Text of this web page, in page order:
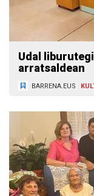
Udal
arratsaldean
BARRENA.EUS